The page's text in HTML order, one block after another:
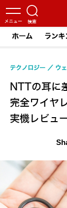
ホーム ランキ
NTTの耳に
完全ワイヤ
実機レビュ
テクノロジー ウ